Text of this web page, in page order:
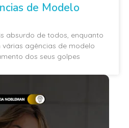
de Modelo
absurdo de todos, enquanto
agências de modelo
dos seus golpes